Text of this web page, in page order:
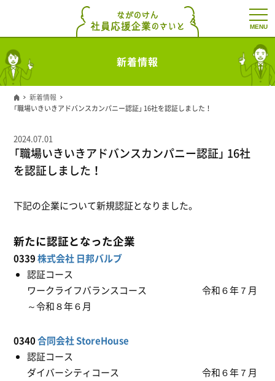
t
o
g
g
l
e
n
a
新着情報
新着情報
「職場いきいきアドバンスカンパニー認証」 16社を認証しました！
2024.07.01
「職場いきいきアドバンスカンパニー認証」 16社
を認証しました！
下記の企業について新規認証となりました。
新たに認証となった企業
0339株式会社 日邦バルブ
認証コース
ワークライフバランスコース 令和６年７月
～令和８年６月
0340合同会社 StoreHouse
認証コース
ダイバーシティコース 令和６年７月